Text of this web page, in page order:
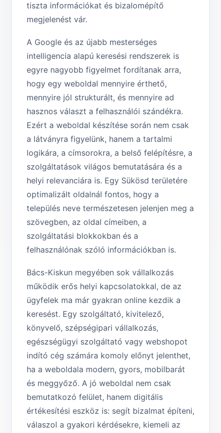
tiszta információkat és bizalomépítő
megjelenést vár.
A Google és az újabb mesterséges
intelligencia alapú keresési rendszerek is
egyre nagyobb figyelmet fordítanak arra,
hogy egy weboldal mennyire érthető,
mennyire jól strukturált, és mennyire ad
hasznos választ a felhasználói szándékra.
Ezért a weboldal készítése során nem csak
a látványra figyelünk, hanem a tartalmi
logikára, a címsorokra, a belső felépítésre, a
szolgáltatások világos bemutatására és a
helyi relevanciára is. Egy Sükösd területére
optimalizált oldalnál fontos, hogy a
település neve természetesen jelenjen meg a
szövegben, az oldal címeiben, a
szolgáltatási blokkokban és a
felhasználónak szóló információkban is.
Bács-Kiskun megyében sok vállalkozás
működik erős helyi kapcsolatokkal, de az
ügyfelek ma már gyakran online kezdik a
keresést. Egy szolgáltató, kivitelező,
könyvelő, szépségipari vállalkozás,
egészségügyi szolgáltató vagy webshopot
indító cég számára komoly előnyt jelenthet,
ha a weboldala modern, gyors, mobilbarát
és meggyőző. A jó weboldal nem csak
bemutatkozó felület, hanem digitális
értékesítési eszköz is: segít bizalmat építeni,
válaszol a gyakori kérdésekre, kiemeli az